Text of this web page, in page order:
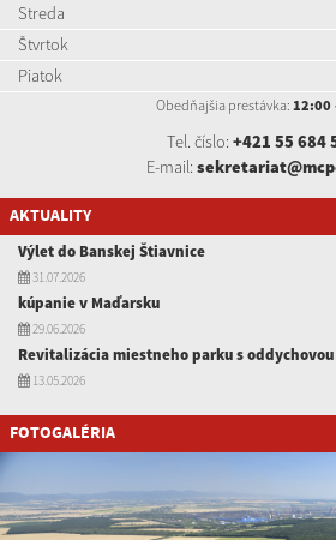
Streda
Štvrtok
Piatok
Obedňajšia prestávka: 12:00
Tel. číslo: +421 55 684
E-mail:
AKTUALITY
Výlet do Banskej Štiavnice
31.07.2026
kúpanie v Maďarsku
29.06.2026
Revitalizácia miestneho parku s oddychovou
13.05.2026
FOTOGALÉRIA